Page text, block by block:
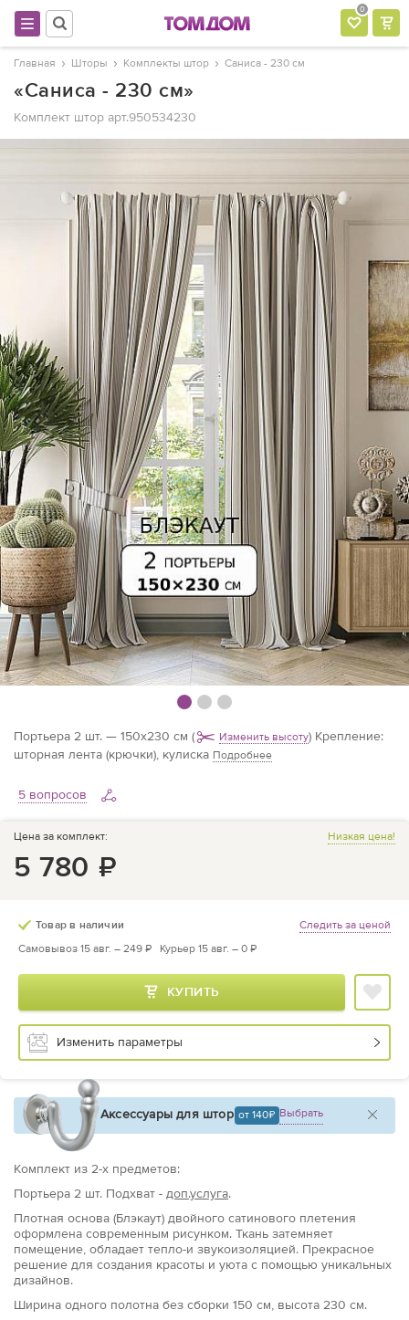
0
Главная Шторы Комплекты штор Саниса - 230 см
«Саниса - 230 см»
Комплект штор арт.950534230
Портьера 2 шт. — 150х230 см ( Изменить высоту) Крепление:
шторная лента (крючки), кулиска Подробнее
5 вопросов
Цена за комплект: Низкая цена!
5 780 ₽
Товар в наличии
Следить за ценой
Самовывоз 15 авг. – 249 ₽ Курьер 15 авг. – 0 ₽
КУПИТЬ
Изменить параметры
Аксессуары для штор от 140 Выбрать
Комплект из 2-х предметов:
Портьера 2 шт. Подхват - доп.услуга.
Плотная основа (Блэкаут) двойного сатинового плетения
оформлена современным рисунком. Ткань затемняет
помещение, обладает тепло-и звукоизоляцией. Прекрасное
решение для создания красоты и уюта с помощью уникальных
дизайнов.
Ширина одного полотна без сборки 150 см, высота 230 см.